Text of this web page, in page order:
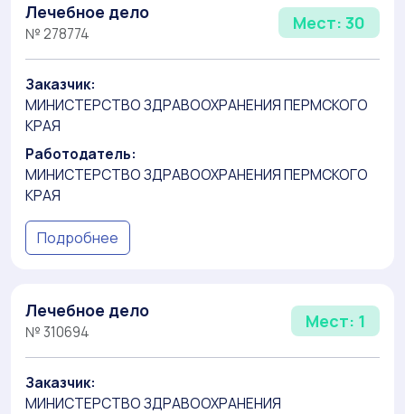
Лечебное дело
№ 278774
Мест: 30
Заказчик:
МИНИСТЕРСТВО ЗДРАВООХРАНЕНИЯ ПЕРМСКОГО
КРАЯ
Работодатель:
МИНИСТЕРСТВО ЗДРАВООХРАНЕНИЯ ПЕРМСКОГО
КРАЯ
Подробнее
Лечебное дело
№ 310694
Мест: 1
Заказчик:
МИНИСТЕРСТВО ЗДРАВООХРАНЕНИЯ